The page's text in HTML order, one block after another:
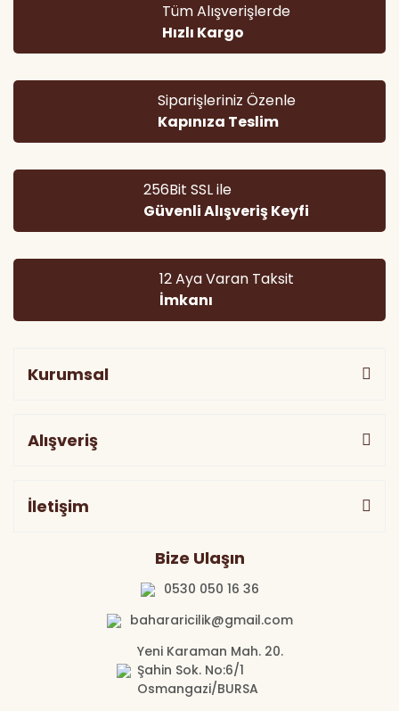
Tüm Alışverişlerde
Hızlı Kargo
Siparişleriniz Özenle
Kapınıza Teslim
256Bit SSL ile
Güvenli Alışveriş Keyfi
12 Aya Varan Taksit
İmkanı
Kurumsal
Alışveriş
İletişim
Bize Ulaşın
0530 050 16 36
bahararicilik@gmail.com
Yeni Karaman Mah. 20.
Şahin Sok. No:6/1
Osmangazi/BURSA